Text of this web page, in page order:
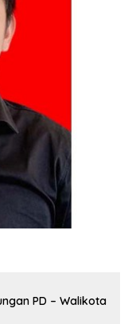
PD – Walikota